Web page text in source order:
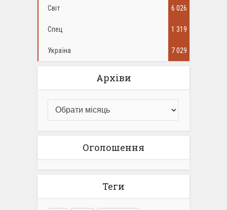
Світ 6 026
Спец 1 319
Україна 7 029
Архіви
Оголошення
Теги